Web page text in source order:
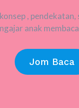
,
anak
Jom Baca